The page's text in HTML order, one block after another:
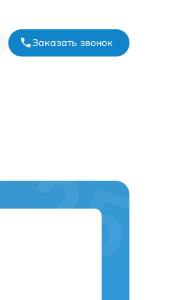
Заказать звонок